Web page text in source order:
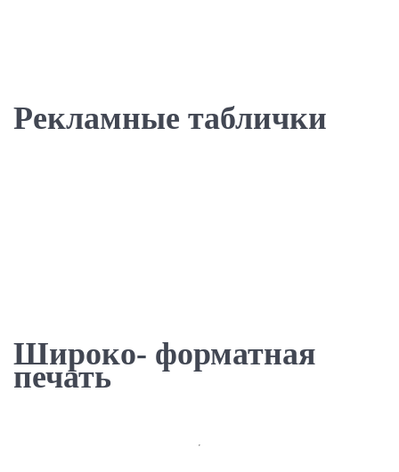
Рекламные таблички
Широко- форматная
печать